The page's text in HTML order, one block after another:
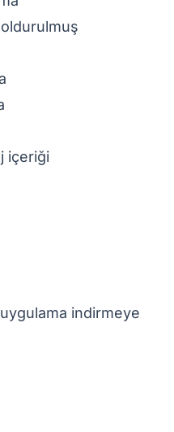
içeriği
indirmeye